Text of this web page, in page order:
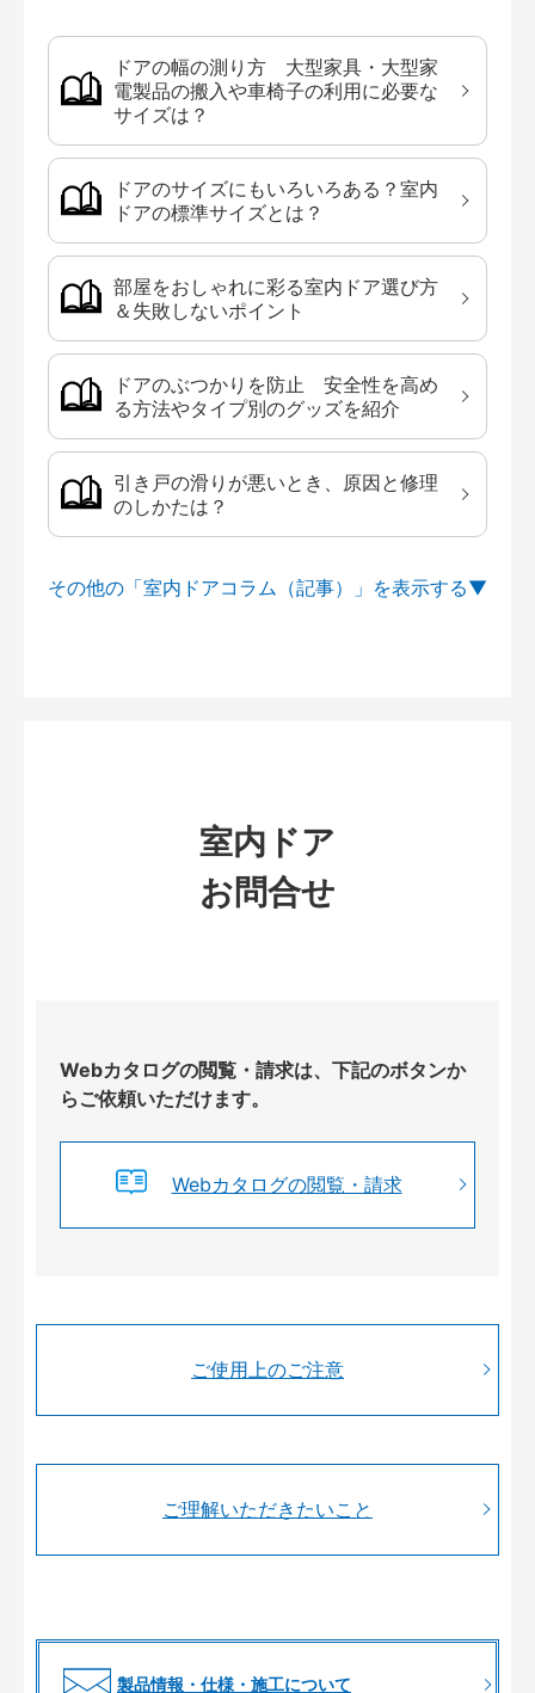
ドアの幅の測り方 大型家具・大型家
電製品の搬入や車椅子の利用に必要な
サイズは？
ドアのサイズにもいろいろある？室内
ドアの標準サイズとは？
部屋をおしゃれに彩る室内ドア選び方
＆失敗しないポイント
ドアのぶつかりを防止 安全性を高め
る方法やタイプ別のグッズを紹介
引き戸の滑りが悪いとき、原因と修理
のしかたは？
その他の「室内ドアコラム（記事）」を
室内ドア
お問合せ
Webカタログの閲覧・請求は、下記のボタンか
らご依頼いただけます。
Webカタログの閲覧・請求
ご使用上のご注意
ご理解いただきたいこと
製品情報・仕様・施工について